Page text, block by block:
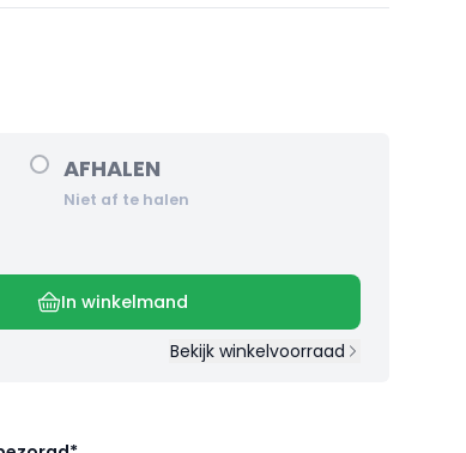
AFHALEN
Niet af te halen
In winkelmand
Bekijk winkelvoorraad